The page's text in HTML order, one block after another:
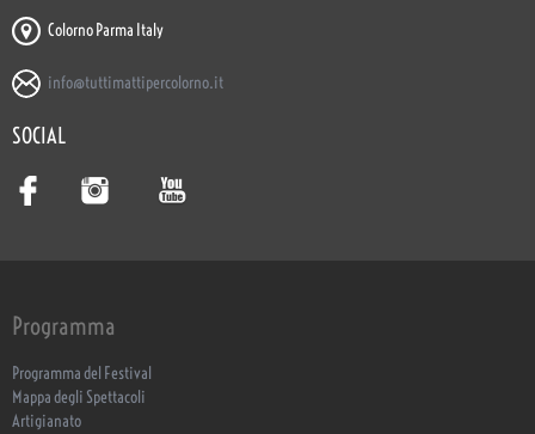
Colorno Parma Italy
info@tuttimattipercolorno.it
SOCIAL
Programma
Programma del Festival
Mappa degli Spettacoli
Artigianato